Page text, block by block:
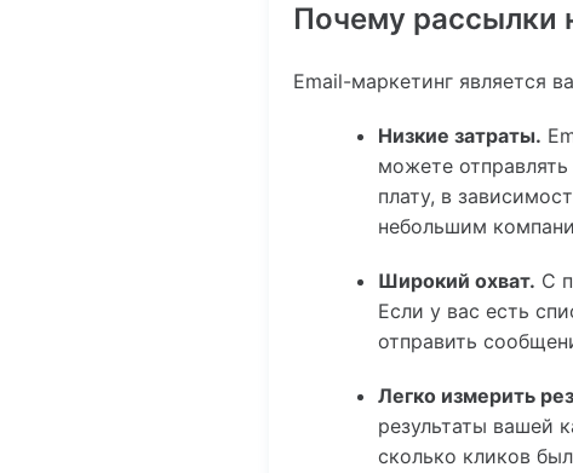
Почему рассылки
Email-маркетинг является
Низкие затраты.
можете
плату, в
небольшим
Широкий охват. С
Если у вас есть
отправить
Легко измерить
результаты вашей
сколько кликов